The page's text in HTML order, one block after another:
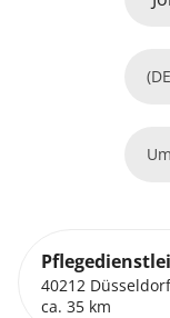
40212
ca. 35 km